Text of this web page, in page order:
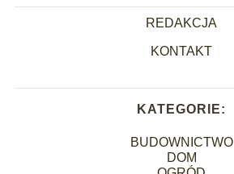
REDAKCJA
KONTAKT
KATEGORIE:
BUDOWNICTWO
DOM